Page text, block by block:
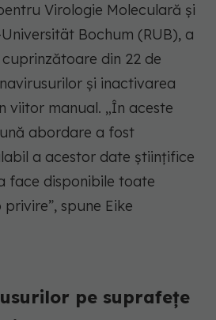
Virologie Moleculară și
Bochum (RUB), a
din 22 de
și inactivarea
viitor manual. „În aceste
abordare a fost
a acestor date științifice
face disponibile toate
spune Eike
pe suprafețe